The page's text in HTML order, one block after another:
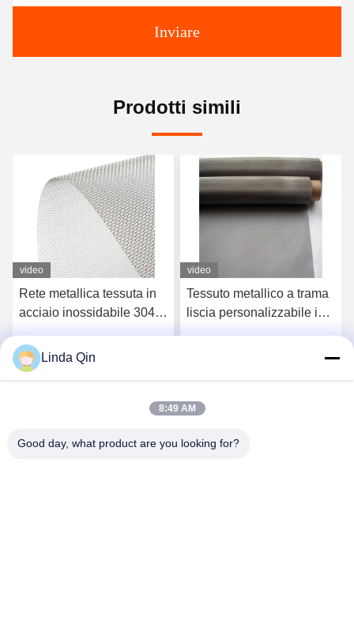
Inviare
Prodotti simili
video
Tessuto metallico a trama
liscia personalizzabile in
resistenza agli alcali
Chatta Ora
video
20-400 Micron 304 316
Acciaio inossidabile
Linda Qin
8:49 AM
Good day, what product are you looking for?